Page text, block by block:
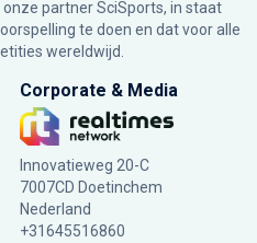
partner SciSports, in staat
te doen en dat voor alle
wereldwijd.
Corporate & Media
Innovatieweg 20-C
7007CD Doetinchem
Nederland
+31645516860